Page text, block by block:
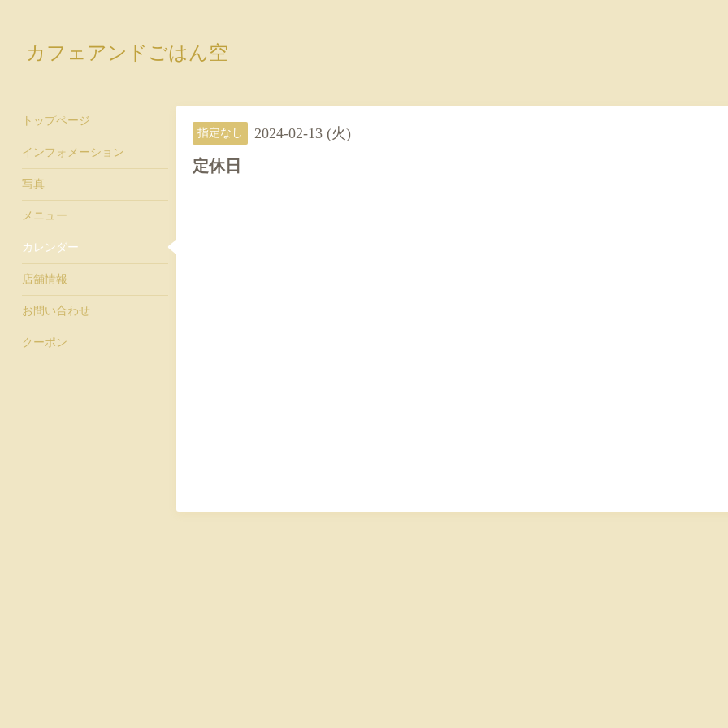
カフェアンドごはん空
指定なし 2024-02-13 (火)
定休日
トップページ
インフォメーション
写真
メニュー
カレンダー
店舗情報
お問い合わせ
クーポン